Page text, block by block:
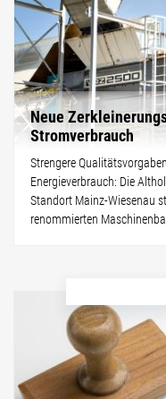
Neue
Stromverbrauch
Strengere
Energieverbrauch: Die
Standort Mainz-Wiesenau
renommierten